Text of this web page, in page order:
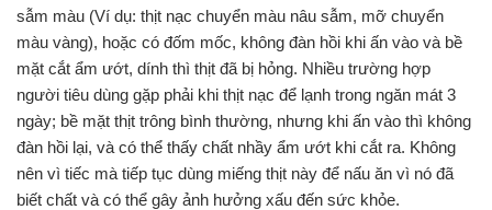
sẫm màu (Ví dụ: thịt nạc chuyển màu nâu sẫm, mỡ chuyển
màu vàng), hoặc có đốm mốc, không đàn hồi khi ấn vào và bề
mặt cắt ẩm ướt, dính thì thịt đã bị hỏng. Nhiều trường hợp
người tiêu dùng gặp phải khi thịt nạc để lạnh trong ngăn mát 3
ngày; bề mặt thịt trông bình thường, nhưng khi ấn vào thì không
đàn hồi lại, và có thể thấy chất nhầy ẩm ướt khi cắt ra. Không
nên vì tiếc mà tiếp tục dùng miếng thịt này để nấu ăn vì nó đã
biết chất và có thể gây ảnh hưởng xấu đến sức khỏe.